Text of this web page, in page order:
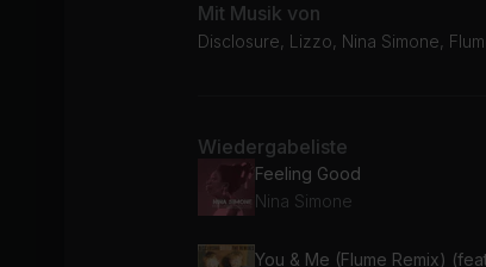
Mit Musik von
Disclosure, Lizzo, Nina Simone,
Wiedergabeliste
Feeling Good
Nina Simone